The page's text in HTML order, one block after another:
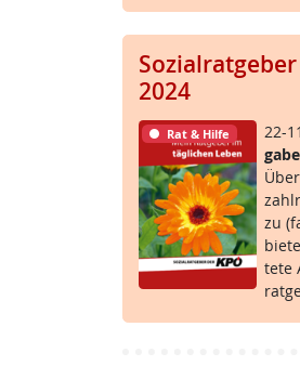
2024
Rat & Hilfe 22-
zu
te­te